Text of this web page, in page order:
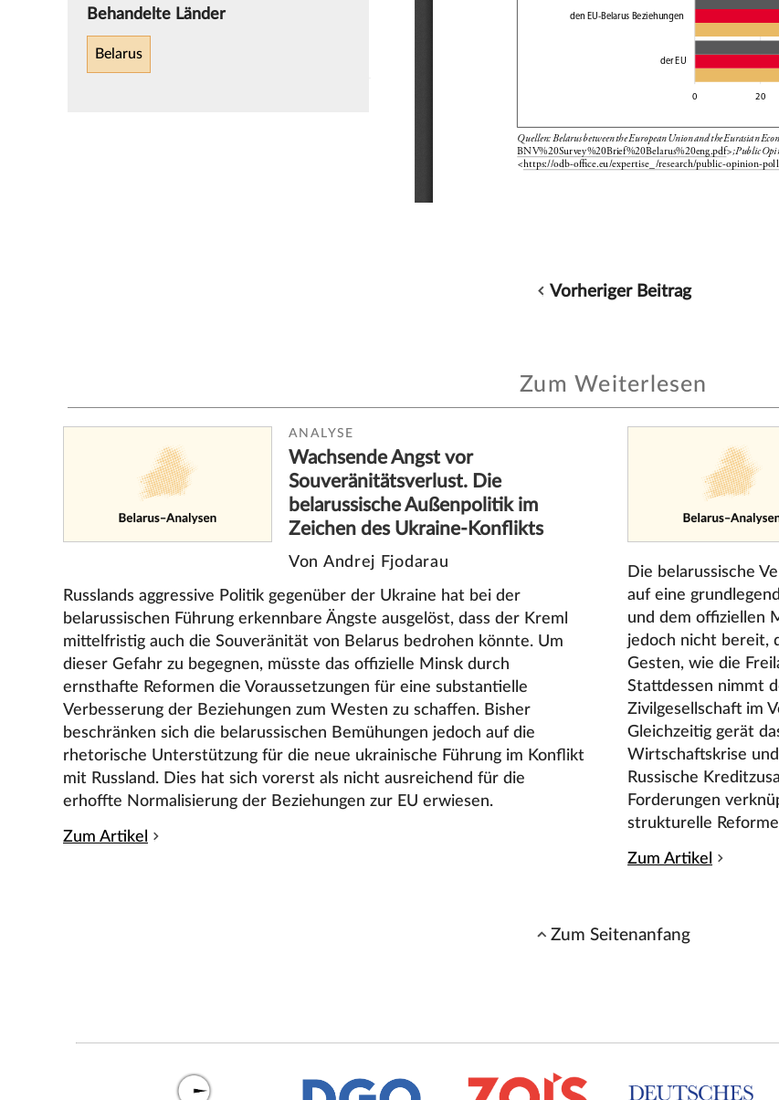
Behandelte Länder
Belarus
Vorheriger Beitrag
Zum Weiterlesen
ANALYSE
Wachsende Angst vor
Souveränitätsverlust. Die
belarussische Außenpolitik im
Zeichen des Ukraine-Konflikts
Von Andrej Fjodarau
Russlands aggressive Politik gegenüber der Ukraine hat bei der
belarussischen Führung erkennbare Ängste ausgelöst, dass der Kreml
mittelfristig auch die Souveränität von Belarus bedrohen könnte. Um
dieser Gefahr zu begegnen, müsste das offizielle Minsk durch
ernsthafte Reformen die Voraussetzungen für eine substantielle
Verbesserung der Beziehungen zum Westen zu schaffen. Bisher
beschränken sich die belarussischen Bemühungen jedoch auf die
rhetorische Unterstützung für die neue ukrainische Führung im Konflikt
mit Russland. Dies hat sich vorerst als nicht ausreichend für die
erhoffte Normalisierung der Beziehungen zur EU erwiesen.
Zum Artikel
Die belarussische
auf eine
und dem offiziellen
jedoch nicht bereit,
Gesten, wie die
Stattdessen nimmt
Zivilgesellschaft im
Gleichzeitig gerät
Wirtschaftskrise
Russische
Forderungen
strukturelle
Zum Artikel
Zum Seitenanfang